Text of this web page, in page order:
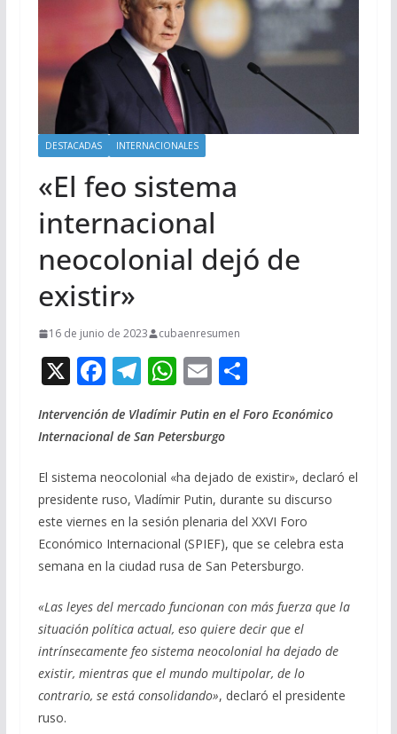
DESTACADAS INTERNACIONALES
«El feo sistema
internacional
neocolonial dejó de
existir»
16 de junio de 2023 cubaenresumen
X F
ac
e
o
o
k
T
el
e
a
m
W
at
A
p
p
E
m
ai
l
C
m
ar
ti
r
Intervención de Vladímir Putin en el Foro Económico
Internacional de San Petersburgo
El sistema neocolonial «ha dejado de existir», declaró el
presidente ruso, Vladímir Putin, durante su discurso
este viernes en la sesión plenaria del XXVI Foro
Económico Internacional (SPIEF), que se celebra esta
semana en la ciudad rusa de San Petersburgo.
«Las leyes del mercado funcionan con más fuerza que la
situación política actual, eso quiere decir que el
intrínsecamente feo sistema neocolonial ha dejado de
existir, mientras que el mundo multipolar, de lo
contrario, se está consolidando», declaró el presidente
ruso.